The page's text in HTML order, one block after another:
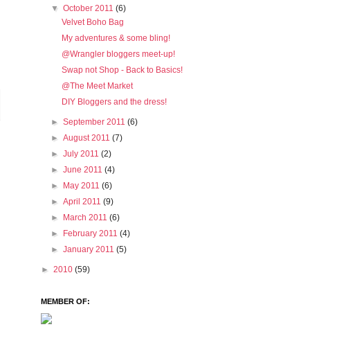
▼October 2011(6)
Velvet Boho Bag
My adventures & some bling!
@Wrangler bloggers meet-up!
Swap not Shop - Back to Basics!
@The Meet Market
DIY Bloggers and the dress!
►September 2011(6)
►August 2011(7)
►July 2011(2)
►June 2011(4)
►
May 2011(6)
►April 2011(9)
►
March 2011(6)
►
February 2011(4)
►January 2011(5)
► 2010 (59)
MEMBER OF: